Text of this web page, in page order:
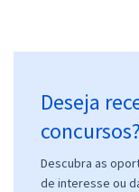
Deseja
concursos?
Descubra as
de interesse ou